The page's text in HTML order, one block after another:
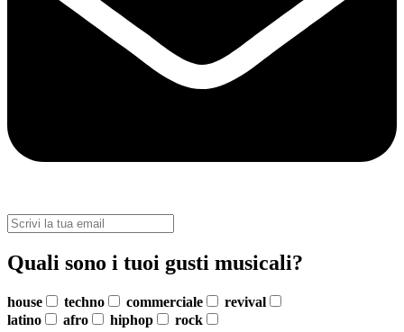
Quali sono i tuoi gusti musicali?
house techno commerciale
revival
latino
afro hiphop rock